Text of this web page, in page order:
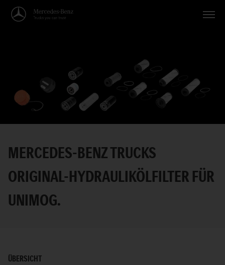
Themen
Service
Deutsch
MERCEDES-BENZ TRUCKS
ORIGINAL-HYDRAULIKÖLFILTER FÜR
UNIMOG.
ÜBERSICHT